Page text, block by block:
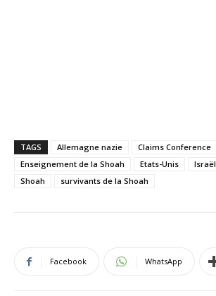
TAGS Allemagne nazie
Claims Conference
Enseignement de la Shoah
Etats-Unis Israël
Shoah
survivants de la Shoah
Facebook WhatsApp